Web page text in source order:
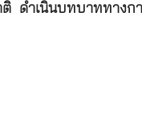
ดำเนินบทบาททางก